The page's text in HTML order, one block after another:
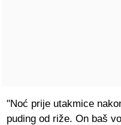
"Noć prije utakmice
puding od riže. On baš